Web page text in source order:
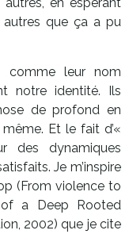
en espérant
que ça a pu
comme leur nom
notre identité. Ils
de profond en
Et le fait d’«
dynamiques
Je m’inspire
(From violence to
a Deep Rooted
2002) que je cite